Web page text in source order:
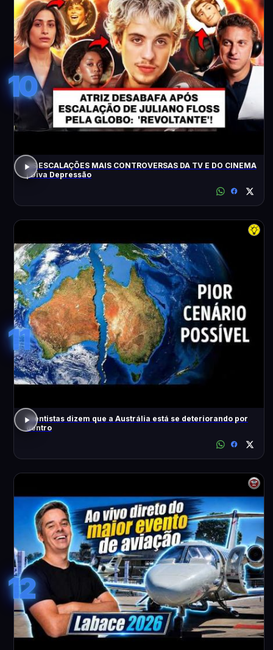
10
AS ESCALAÇÕES MAIS CONTROVERSAS DA TV E DO CINEMA
| Diva Depressão
11
Cientistas dizem que a Austrália está se deteriorando por
dentro
12